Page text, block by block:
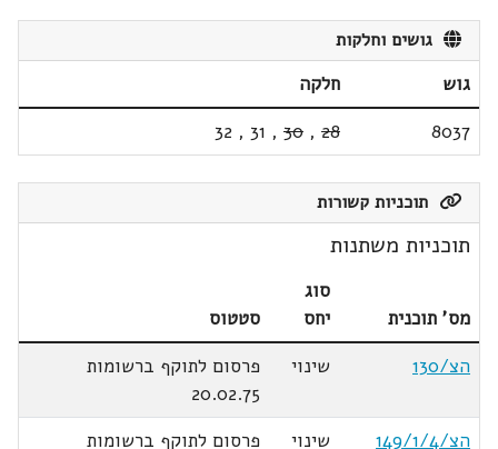
גושים וחלקות
גוש
חלקה
8037
28
,
30
,
31
,
32
תוכניות קשורות
תוכניות משתנות
מס' תוכנית
סוג
יחס
סטטוס
הצ/130
שינוי
פרסום לתוקף ברשומות
20.02.75
הצ/149/1/4
שינוי
פרסום לתוקף ברשומות